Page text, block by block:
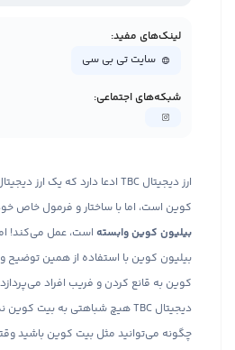
لینک‌های مفید:
سایت تی بی سی
شبکه‌های اجتماعی:
ارز دیجیتال TBC ادعا دارد که یک ارز دیجیتال غیرمتمرکز
کوین است، اما با ساختار و فرمول خاص خود
بیلیون کوین وابستهاست، عمل می‌کند! اما
بیلیون کوین با استفاده از همین توضیح و
کوین به قانع کردن و فریب افراد می‌پردازد.
دیجیتال TBC هیچ شباهتی به بیت کوین ندارد و
چگونه می‌توانید مثل بیت کوین باشید وقتی